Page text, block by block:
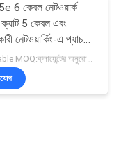
6 কেবল নেটওয়ার্ক
ক্যাট 5 কেবল এবং
নেটওয়ার্কিং-এ প্যাচ